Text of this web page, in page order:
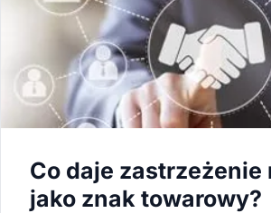
Co daje zastrzeżenie
jako znak towarowy?